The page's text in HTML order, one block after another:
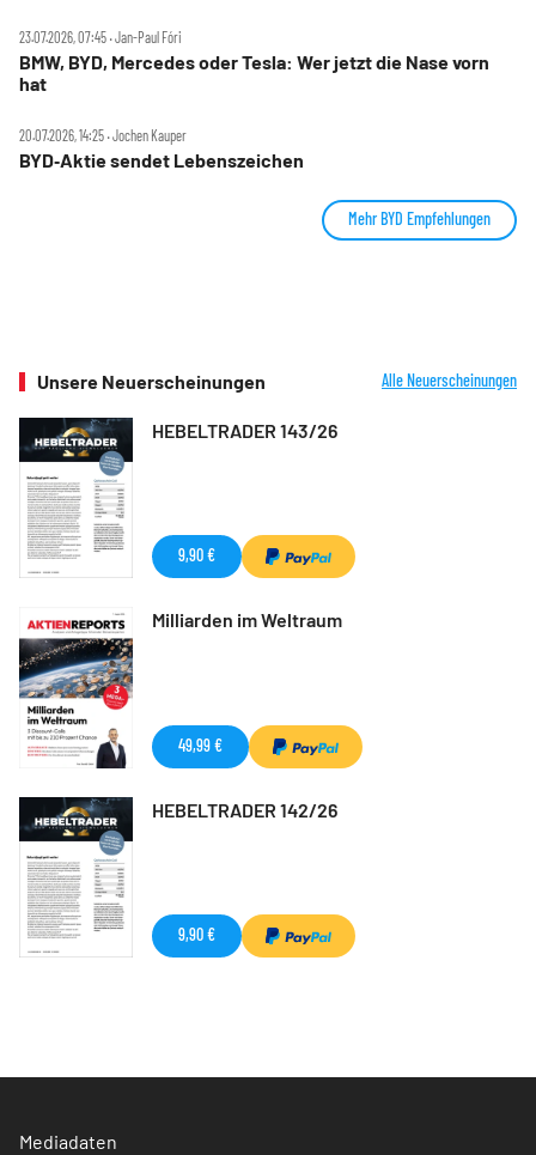
23.07.2026, 07:45 ‧ Jan-Paul Fóri
BMW, BYD, Mercedes oder Tesla: Wer jetzt die Nase vorn
hat
20.07.2026, 14:25 ‧ Jochen Kauper
BYD‑Aktie sendet Lebenszeichen
Mehr BYD Empfehlungen
Unsere Neuerscheinungen Alle Neuerscheinungen
HEBELTRADER 143/26
9,90 €
Milliarden im Weltraum
49,99 €
HEBELTRADER 142/26
9,90 €
Mediadaten